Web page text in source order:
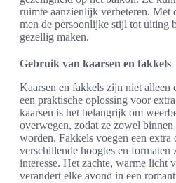
ruimte aanzienlijk verbeteren. Met
men de persoonlijke stijl tot uiting
gezellig maken.
Gebruik van kaarsen en fakkels
Kaarsen en fakkels zijn niet alleen
een praktische oplossing voor
kaarsen is het belangrijk om
overwegen, zodat ze zowel
worden. Fakkels voegen een extra
verschillende hoogtes en formaten
interesse. Het zachte, warme licht
verandert elke avond in een